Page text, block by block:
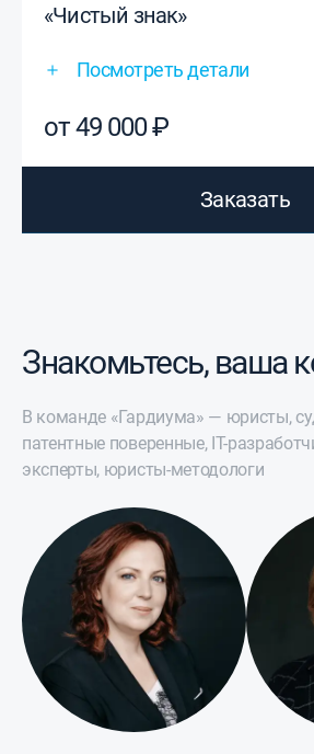
«Чистый знак»
Посмотреть детали
от 49 000 ₽
Заказать
Знакомьтесь, ваша
В команде «Гардиума» — юристы,
патентные поверенные, IT-
эксперты, юристы-методологи